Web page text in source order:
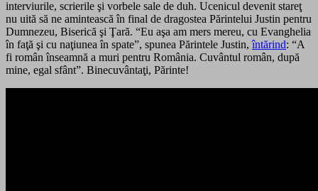
interviurile, scrierile şi vorbele sale de duh. Ucenicul devenit stareţ
nu uită să ne amintească în final de dragostea Părintelui Justin pentru
Dumnezeu, Biserică şi Ţară. “Eu aşa am mers mereu, cu Evanghelia
în faţă şi cu naţiunea în spate”, spunea Părintele Justin,întărind: “A
fi român înseamnă a muri pentru România. Cuvântul român, după
mine, egal sfânt”. Binecuvântaţi, Părinte!